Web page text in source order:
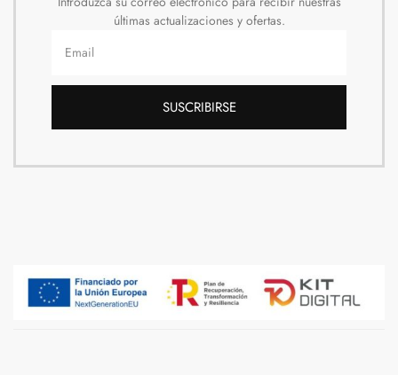
últimas actualizaciones y ofertas.
SUSCRIBIRSE